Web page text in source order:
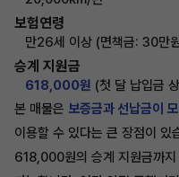
보험연령
만26세 이상 (면책금: 30만
승계 지원금
618,000원 (첫 달 납입금
본 매물은 보증금과 선납금이
이용할 수 있다는 큰 장점이 있
618,000원의 승계 지원금까